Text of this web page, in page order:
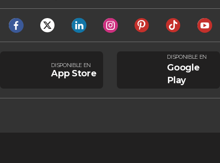
DISPONIBLE EN
App Store
DISPONIBLE EN
Google
Play